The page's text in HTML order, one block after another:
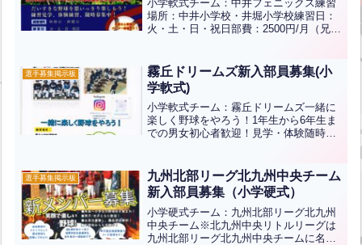
小学軟式チーム：中井フェニックス練習
場所：中井小学校・井堀小学校練習日：
火・土・日・祝日部費：2500円/月（兄弟
次に中井フェニックスからプロ野球選手
になるのは君だ！...全文はクリック
選手募集掲示板
霧丘ドリームズ新入部員募集(小
学軟式)
小学軟式チーム：霧丘ドリームズ一緒に
楽しく野球をやろう！1年生から6年生ま
での男女初心者歓迎！見学・体験随時募
場所：霧丘小学校運動場(休日は三萩野少
年球場、志井の森なども...全文はクリッ
ク
選手募集掲示板
九州北部リーグ北九州中央チーム
新入部員募集（小学硬式）
小学硬式チーム：九州北部リーグ北九州
中央チーム※北九州中央リトルリーグは
九州北部リーグ北九州中央チームに名称